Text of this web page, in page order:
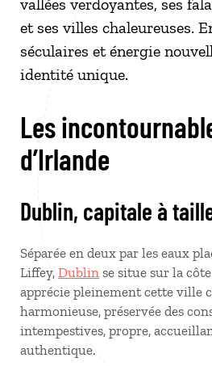
vallées verdoyantes, ses
et ses villes chaleureuses.
séculaires et énergie
identité unique.
Les incontournables de l’île
d’Irlande
Dublin, capitale à
Séparée en deux par les eaux
Liffey, Dublin se situe sur la
apprécie pleinement cette ville
harmonieuse, préservée des
intempestives, propre,
authentique.